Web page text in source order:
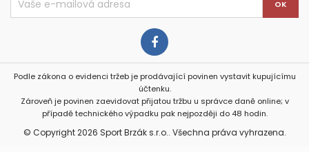
Podle zákona o evidenci tržeb je prodávající povinen vystavit kupujícímu
účtenku.
Zároveň je povinen zaevidovat přijatou tržbu u správce daně online; v
případě technického výpadku pak nejpozději do 48 hodin.
© Copyright 2026 Sport Brzák s.r.o.. Všechna práva vyhrazena.